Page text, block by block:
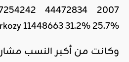
11448663 31.2% 25.7%
وكانت من أكبر النسب